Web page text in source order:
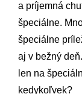
a príjemná
špeciálne.
špeciálne
aj v bežný
len na
kedykoľvek?